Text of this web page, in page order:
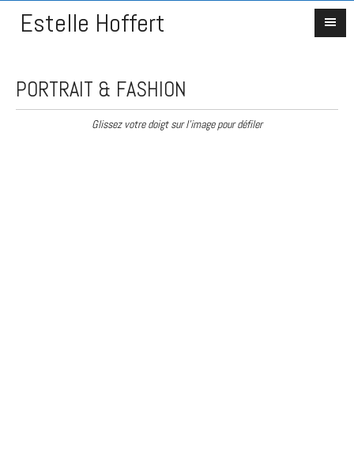
Estelle Hoffert
PORTRAIT & FASHION
Glissez votre doigt sur l'image pour défiler